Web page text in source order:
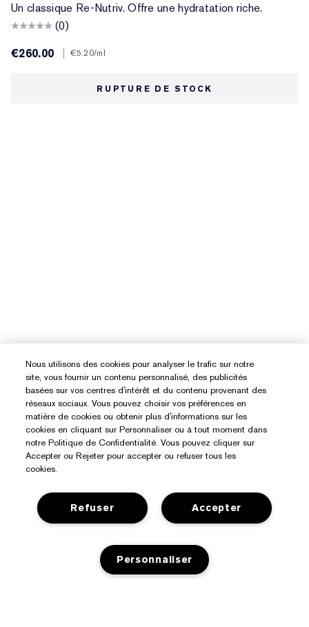
Un classique Re-Nutriv. Offre une hydratation riche.
(0)
€260.00
€5.20/ml
RUPTURE DE STOCK
Besoin D’aide ?
À Propos D’Estée Lauder
Nous utilisons des cookies pour analyser le trafic sur notre
site, vous fournir un contenu personnalisé, des publicités
basées sur vos centres d'intérêt et du contenu provenant des
réseaux sociaux. Vous pouvez choisir vos préférences en
matière de cookies ou obtenir plus d'informations sur les
cookies en cliquant sur Personnaliser ou à tout moment dans
notre Politique de Confidentialité. Vous pouvez cliquer sur
Accepter ou Rejeter pour accepter ou refuser tous les
cookies.
Accepter
Refuser
Personnaliser